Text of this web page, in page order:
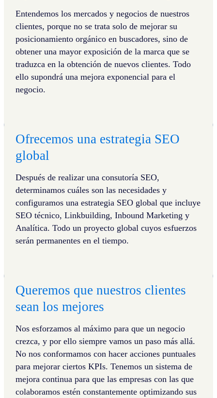
Entendemos los mercados y negocios de nuestros
clientes, porque no se trata solo de mejorar su
posicionamiento orgánico en buscadores, sino de
obtener una mayor exposición de la marca que se
traduzca en la obtención de nuevos clientes. Todo
ello supondrá una mejora exponencial para el
negocio.
Ofrecemos una estrategia SEO
global
Después de realizar una consutoría SEO,
determinamos cuáles son las necesidades y
configuramos una estrategia SEO global que incluye
SEO técnico, Linkbuilding, Inbound Marketing y
Analítica. Todo un proyecto global cuyos esfuerzos
serán permanentes en el tiempo.
Queremos que nuestros clientes
sean los mejores
Nos esforzamos al máximo para que un negocio
crezca, y por ello siempre vamos un paso más allá.
No nos conformamos con hacer acciones puntuales
para mejorar ciertos KPIs. Tenemos un sistema de
mejora continua para que las empresas con las que
colaboramos estén constantemente optimizando sus